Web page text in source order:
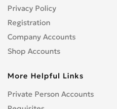
Privacy Policy
Registration
Company Accounts
Shop Accounts
More Helpful Links
Private Person Accounts